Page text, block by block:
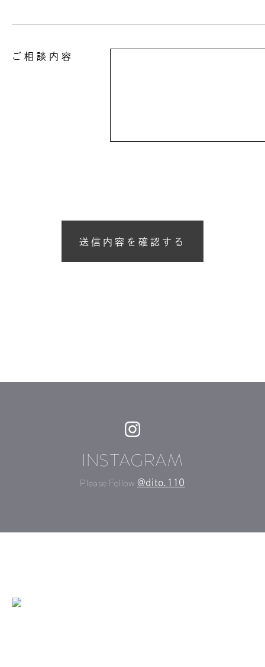
ご 相 談 内 容
INSTAGRAM
Please Follow @dito.110